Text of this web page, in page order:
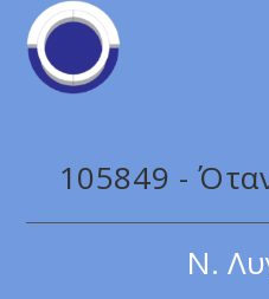
105849 -
Ν.